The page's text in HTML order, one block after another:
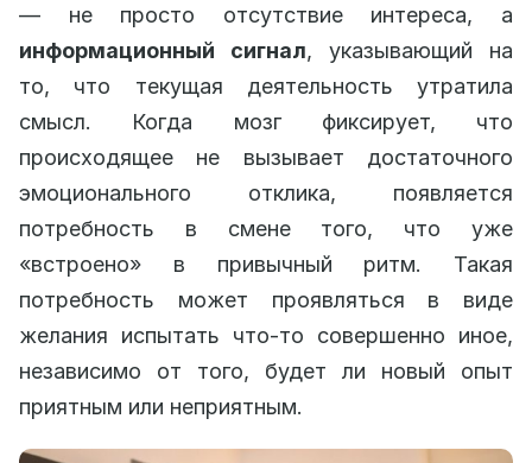
— не просто отсутствие интереса, а
информационный сигнал, указывающий на
то, что текущая деятельность утратила
смысл. Когда мозг фиксирует, что
происходящее не вызывает достаточного
эмоционального отклика, появляется
потребность в смене того, что уже
«встроено» в привычный ритм. Такая
потребность может проявляться в виде
желания испытать что‑то совершенно иное,
независимо от того, будет ли новый опыт
приятным или неприятным.